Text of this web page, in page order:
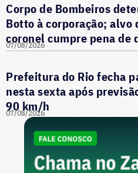
Corpo de Bombeiros
Botto à corporação; alvo
coronel cumpre pena de
07/08/2026
Prefeitura do Rio fecha
nesta sexta após
90 km/h
07/08/2026